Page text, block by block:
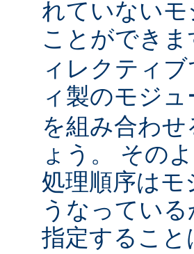
れていない
ことができま
ィレクティ
ィ製のモジュ
を組み合わ
ょう。 その
処理順序は
うなってい
指定するこ